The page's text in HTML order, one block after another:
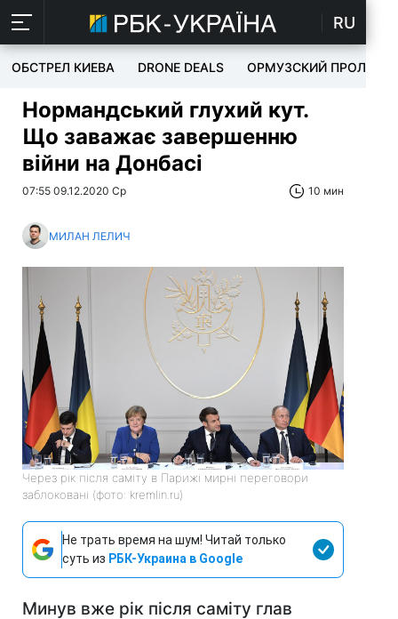
RU
ОБСТРЕЛ КИЕВА DRONE DEALS ОРМУЗСКИЙ ПРОЛИВ
Нормандський глухий кут.
Що заважає завершенню
війни на Донбасі
07:55 09.12.2020 Ср 10 мин
МИЛАН ЛЕЛИЧ
Через рік після саміту в Парижі мирні переговори
заблоковані (фото: kremlin.ru)
Не трать время на шум! Читай только
суть из РБК-Украина в Google
Минув вже рік після саміту глав